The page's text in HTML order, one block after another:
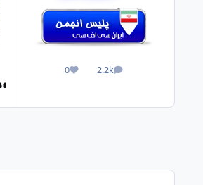
2.2k
پست ها 0
واکنش ها